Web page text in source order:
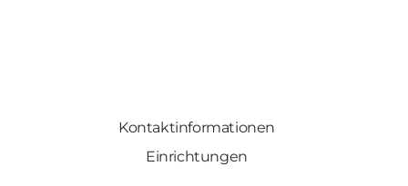
Kontaktinformationen
Einrichtungen